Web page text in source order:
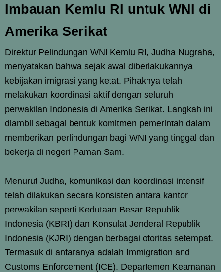
Imbauan Kemlu RI untuk WNI di
Amerika Serikat
Direktur Pelindungan WNI Kemlu RI, Judha Nugraha,
menyatakan bahwa sejak awal diberlakukannya
kebijakan imigrasi yang ketat. Pihaknya telah
melakukan koordinasi aktif dengan seluruh
perwakilan Indonesia di Amerika Serikat. Langkah ini
diambil sebagai bentuk komitmen pemerintah dalam
memberikan perlindungan bagi WNI yang tinggal dan
bekerja di negeri Paman Sam.
Menurut Judha, komunikasi dan koordinasi intensif
telah dilakukan secara konsisten antara kantor
perwakilan seperti Kedutaan Besar Republik
Indonesia (KBRI) dan Konsulat Jenderal Republik
Indonesia (KJRI) dengan berbagai otoritas setempat.
Termasuk di antaranya adalah Immigration and
Customs Enforcement (ICE). Departemen Keamanan